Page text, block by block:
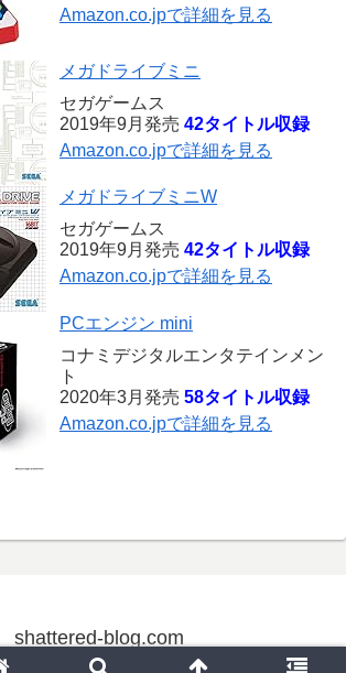
Amazon.co.jpで詳細を見る
メガドライブミニ
セガゲームス
2019年9月発売 42タイトル収録
Amazon.co.jpで詳細を見る
メガドライブミニW
セガゲームス
2019年9月発売 42タイトル収録
Amazon.co.jpで詳細を見る
PCエンジン mini
コナミデジタルエンタテインメン
ト
2020年3月発売 58タイトル収録
Amazon.co.jpで詳細を見る
shattered-blog.com